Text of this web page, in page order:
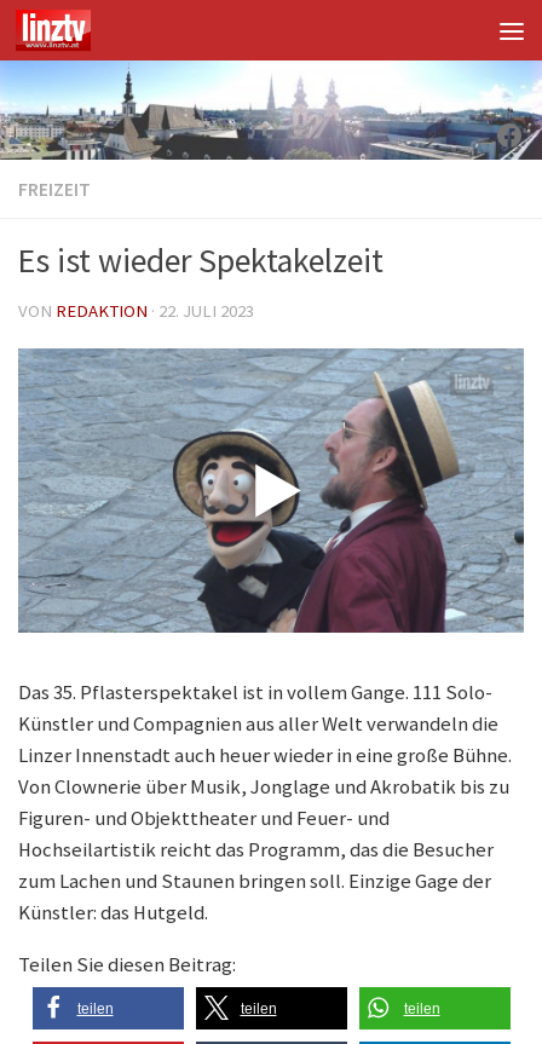
Unter dem Inhalt
FREIZEIT
Es ist wieder Spektakelzeit
VON REDAKTION · 22. JULI 2023
Das 35. Pflasterspektakel ist in vollem Gange. 111 Solo-
Künstler und Compagnien aus aller Welt verwandeln die
Linzer Innenstadt auch heuer wieder in eine große Bühne.
Von Clownerie über Musik, Jonglage und Akrobatik bis zu
Figuren- und Objekttheater und Feuer- und
Hochseilartistik reicht das Programm, das die Besucher
zum Lachen und Staunen bringen soll. Einzige Gage der
Künstler: das Hutgeld.
Teilen Sie diesen Beitrag:
teilen teilen teilen